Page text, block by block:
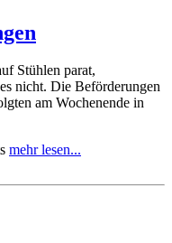
Stühlen parat,
nicht. Die Beförderungen
am Wochenende in
mehr lesen...